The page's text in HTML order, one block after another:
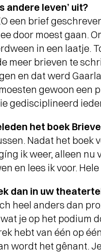
LUCAS
JUSSEN
OF ST.
- Terugblik
Jussen met
Martin in the Fields
andere leven’ uit?
een brief
door moest gaan.
in een laatje.
meer brieven te
en dat werd
gewoon
gedisciplineerd
het boek
Nadat het
ik weer, alleen nu
en lees ik voor.
dan in uw
heel anders dan
je op het podium
hebt van één op
wordt het gênant.